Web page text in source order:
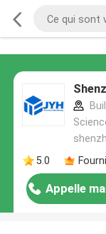
5.0
Appelle